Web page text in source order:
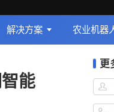
解决方案 农业机器
能
更